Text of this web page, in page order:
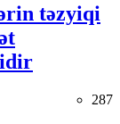
təzyiqi
287